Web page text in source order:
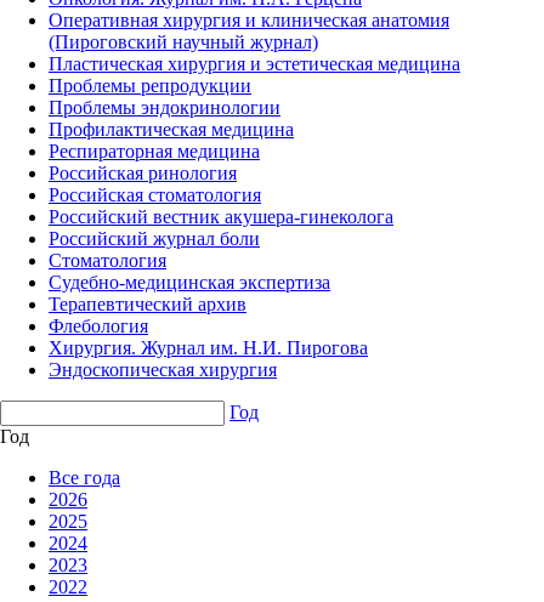
Оперативная хирургия и клиническая анатомия
(Пироговский научный журнал)
Пластическая хирургия и эстетическая медицина
Проблемы репродукции
Проблемы эндокринологии
Профилактическая медицина
Респираторная медицина
Российская ринология
Российская стоматология
Российский вестник акушера-гинеколога
Российский журнал боли
Стоматология
Судебно-медицинская экспертиза
Терапевтический архив
Флебология
Хирургия. Журнал им. Н.И. Пирогова
Эндоскопическая хирургия
Год
Год
Все года
2026
2025
2024
2023
2022